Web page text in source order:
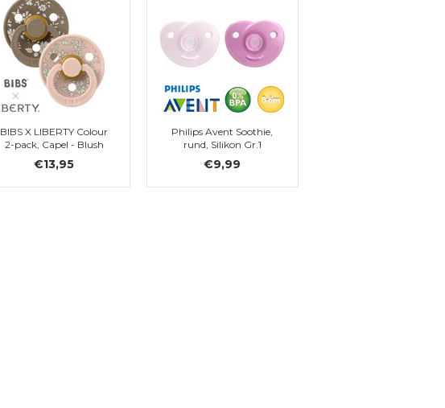
BIBS X LIBERTY Colour
2-pack, Capel - Blush
€13,95
Philips Avent Soothie,
rund, Silikon Gr.1
€9,99